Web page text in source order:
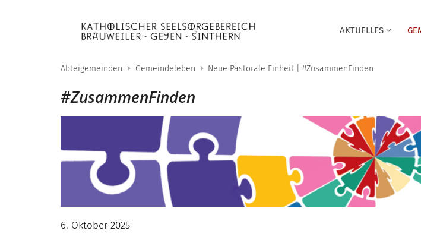
AKTUELLES
Abteigemeinden Gemeindeleben Neue Pastorale Einheit | #ZusammenFinden
#ZusammenFinden
6. Oktober 2025